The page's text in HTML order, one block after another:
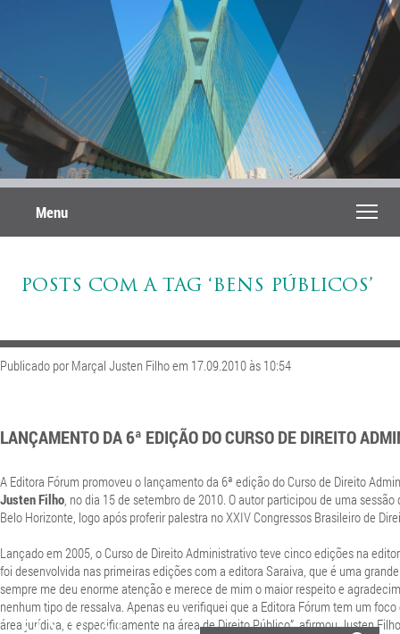
Menu
POSTS COM A TAG ‘BENS PÚBLICOS’
Publicado por Marçal Justen Filho em 17.09.2010 às 10:54
LANÇAMENTO DA 6ª EDIÇÃO DO CURSO DE DIREITO
A Editora Fórum promoveu o lançamento da 6ª edição do Curso de Direito
Justen Filho, no dia 15 de setembro de 2010. O autor participou de uma
Belo Horizonte, logo após proferir palestra no XXIV Congressos Brasileiro de
Lançado em 2005, o Curso de Direito Administrativo teve cinco edições na
foi desenvolvida nas primeiras edições com a editora Saraiva, que é uma
sempre me deu enorme atenção e merece de mim o maior respeito e
nenhum tipo de ressalva. Apenas eu verifiquei que a Editora Fórum tem um
área jurídica, e especificamente na área de Direito Público”, afirmou Justen